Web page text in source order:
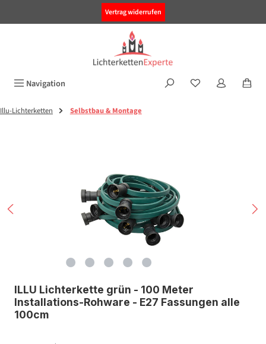
Vertrag widerrufen
Navigation
Illu-Lichterketten Selbstbau & Montage
ILLU Lichterkette grün - 100 Meter
Installations-Rohware - E27 Fassungen alle
100cm